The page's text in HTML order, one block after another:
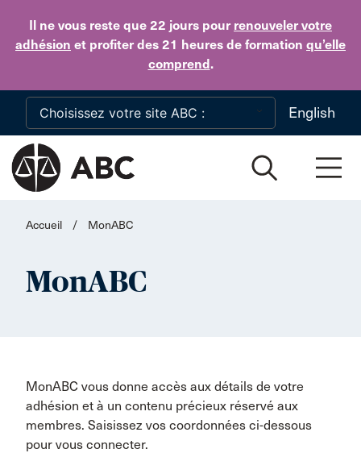
Il ne vous reste que 22 jours pour renouveler votre
adhésion et profiter des 21 heures de formation qu’elle
comprend.
Skip to main content
English
Accueil / MonABC
MonABC
MonABC vous donne accès aux détails de votre
adhésion et à un contenu précieux réservé aux
membres. Saisissez vos coordonnées ci-dessous
pour vous connecter.